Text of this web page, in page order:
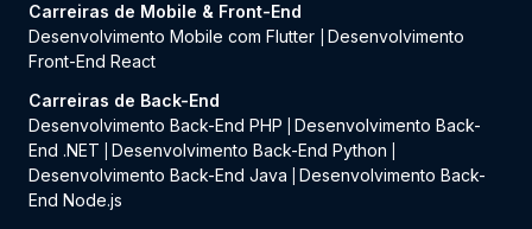
Carreiras de Mobile & Front-End
Desenvolvimento Mobile com Flutter
Desenvolvimento
Front-End React
Carreiras de Back-End
Desenvolvimento Back-End PHP
Desenvolvimento Back-
End .NET
Desenvolvimento Back-End Python
Desenvolvimento Back-End Java
Desenvolvimento Back-
End Node.js